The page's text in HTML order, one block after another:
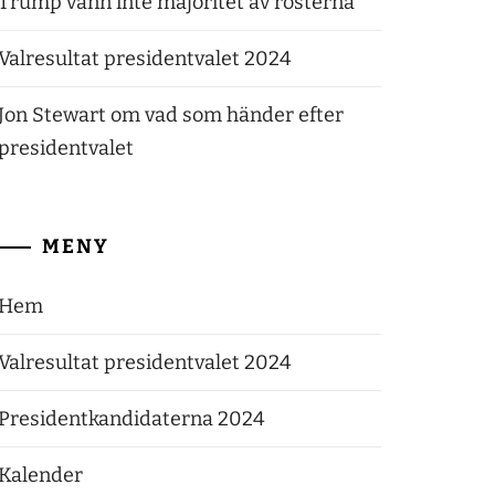
presidentvalet 2024
Stewart om vad som händer efter
MENY
Hem
presidentvalet 2024
Presidentkandidaterna 2024
Kalender